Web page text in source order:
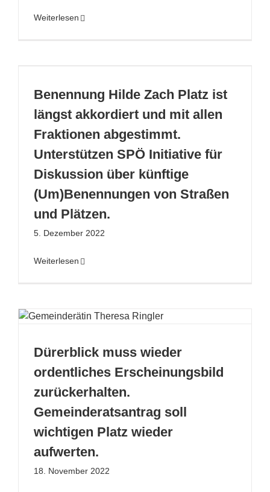
Weiterlesen
Benennung Hilde Zach Platz ist
längst akkordiert und mit allen
Fraktionen abgestimmt.
Unterstützen SPÖ Initiative für
Diskussion über künftige
(Um)Benennungen von Straßen
und Plätzen.
5. Dezember 2022
Weiterlesen
Dürerblick muss wieder
ordentliches Erscheinungsbild
zurückerhalten.
Gemeinderatsantrag soll
wichtigen Platz wieder
aufwerten.
18. November 2022